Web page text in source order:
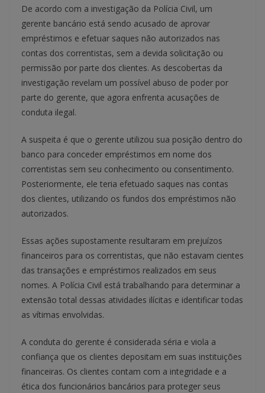
De acordo com a investigação da Polícia Civil, um
gerente bancário está sendo acusado de aprovar
empréstimos e efetuar saques não autorizados nas
contas dos correntistas, sem a devida solicitação ou
permissão por parte dos clientes. As descobertas da
investigação revelam um possível abuso de poder por
parte do gerente, que agora enfrenta acusações de
conduta ilegal.
A suspeita é que o gerente utilizou sua posição dentro do
banco para conceder empréstimos em nome dos
correntistas sem seu conhecimento ou consentimento.
Posteriormente, ele teria efetuado saques nas contas
dos clientes, utilizando os fundos dos empréstimos não
autorizados.
Essas ações supostamente resultaram em prejuízos
financeiros para os correntistas, que não estavam cientes
das transações e empréstimos realizados em seus
nomes. A Polícia Civil está trabalhando para determinar a
extensão total dessas atividades ilícitas e identificar todas
as vítimas envolvidas.
A conduta do gerente é considerada séria e viola a
confiança que os clientes depositam em suas instituições
financeiras. Os clientes contam com a integridade e a
ética dos funcionários bancários para proteger seus